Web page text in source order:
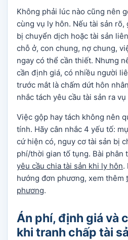
Không phải lúc nào cũng nên
cùng vụ ly hôn. Nếu tài sản rõ,
bị chuyển dịch hoặc tài sản
chỗ ở, con chung, nợ chung,
ngay có thể cần thiết. Nhưng
cần định giá, có nhiều người
trước mắt là chấm dứt hôn
nhắc tách yêu cầu tài sản ra vụ
Việc gộp hay tách không nên
tính. Hãy cân nhắc 4 yếu tố:
cứ hiện có, nguy cơ tài sản bị
phí/thời gian tố tụng. Bài phân
yêu cầu chia tài sản khi ly hôn.
hướng đơn phương, xem thêm
phương.
Án phí, định giá và
khi tranh chấp tài